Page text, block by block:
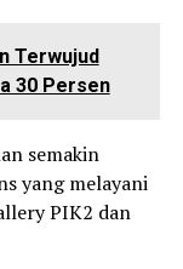
Terwujud
30 Persen
semakin
yang melayani
PIK2 dan